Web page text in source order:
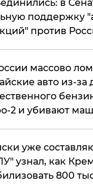
в
поддержку
против
массово
авто из-за
2 и убивают
уже
узнал, как
800